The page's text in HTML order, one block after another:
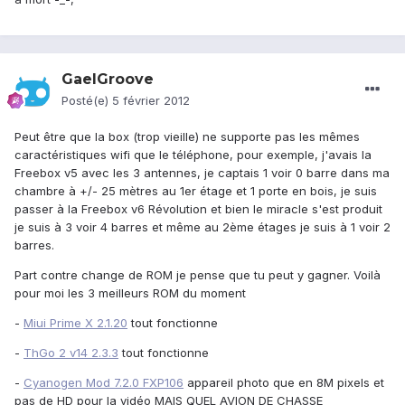
GaelGroove
Posté(e) 5 février 2012
Peut être que la box (trop vieille) ne supporte pas les mêmes
caractéristiques wifi que le téléphone, pour exemple, j'avais la
Freebox v5 avec les 3 antennes, je captais 1 voir 0 barre dans ma
chambre à +/- 25 mètres au 1er étage et 1 porte en bois, je suis
passer à la Freebox v6 Révolution et bien le miracle s'est produit
je suis à 3 voir 4 barres et même au 2ème étages je suis à 1 voir 2
barres.
Part contre change de ROM je pense que tu peut y gagner. Voilà
pour moi les 3 meilleurs ROM du moment
- Miui Prime X 2.1.20 tout fonctionne
- ThGo 2 v14 2.3.3 tout fonctionne
- Cyanogen Mod 7.2.0 FXP106 appareil photo que en 8M pixels et
pas de HD pour la vidéo MAIS QUEL AVION DE CHASSE